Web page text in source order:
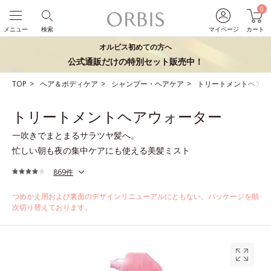
マイページ
0
カート
検索
メニュー
オルビス初めての方へ
公式通販だけの特別セット販売中！
TOP ヘア＆ボディケア シャンプー・ヘアケア トリートメントヘア
トリートメントヘアウォーター
一吹きでまとまるサラツヤ髪へ。
忙しい朝も夜の集中ケアにも使える美髪ミスト
869件
つめかえ用および裏面のデザインリニューアルにともない、パッケージを順
次切り替えております。